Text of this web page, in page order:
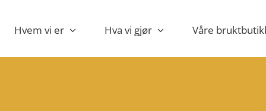
Hvem vi er Hva vi gjør Våre